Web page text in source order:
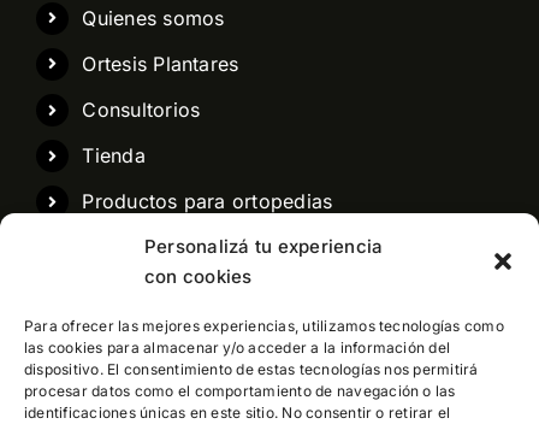
Personalizá tu experiencia
con cookies
Para ofrecer las mejores experiencias, utilizamos tecnologías como
las cookies para almacenar y/o acceder a la información del
dispositivo. El consentimiento de estas tecnologías nos permitirá
procesar datos como el comportamiento de navegación o las
identificaciones únicas en este sitio. No consentir o retirar el
Quienes somos
Ortesis Plantares
Consultorios
Tienda
Productos para ortopedias
TIENDA
Ortesis Plantares